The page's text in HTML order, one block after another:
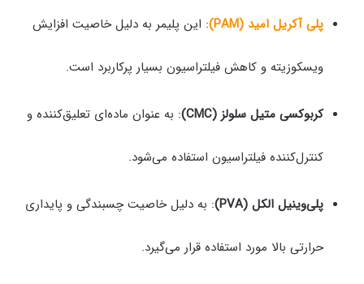
پلی آکریل امید (PAM) : این پلیمر به دلیل خاصیت افزایش
ویسکوزیته و کاهش فیلتراسیون بسیار پرکاربرد است.
کربوکسی متیل سلولز (CMC) : به عنوان ماده‌ای تعلیق‌کننده و
کنترل‌کننده فیلتراسیون استفاده می‌شود.
پلی‌وینیل الکل (PVA) : به دلیل خاصیت چسبندگی و پایداری
حرارتی بالا مورد استفاده قرار می‌گیرد.